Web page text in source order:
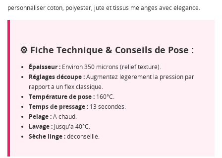
personnaliser coton, polyester, jute et tissus mélangés avec élégance.
⚙️ Fiche Technique & Conseils de Pose :
Épaisseur : Environ 350 microns (relief texturé).
Réglages découpe :Augmentez légèrement la pression par
rapport à un flex classique.
Température de pose : 160°C.
Temps de pressage : 13 secondes.
Pelage :À chaud.
Lavage : Jusqu'à 40°C.
Sèche linge :déconseillé.